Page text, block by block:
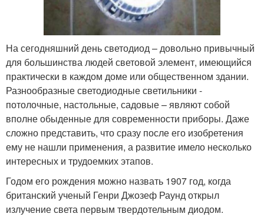
На сегодняшний день светодиод – довольно привычный
для большинства людей световой элемент, имеющийся
практически в каждом доме или общественном здании.
Разнообразные светодиодные светильники -
потолочные, настольные, садовые – являют собой
вполне обыденные для современности приборы. Даже
сложно представить, что сразу после его изобретения
ему не нашли применения, а развитие имело несколько
интересных и трудоемких этапов.
Годом его рождения можно назвать 1907 год, когда
британский ученый Генри Джозеф Раунд открыл
излучение света первым твердотельным диодом.